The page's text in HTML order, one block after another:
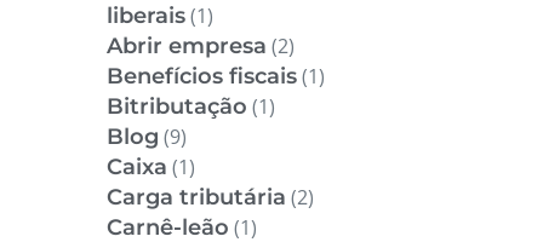
liberais(1)
Abrir empresa (2)
Benefícios fiscais(1)
Bitributação (1)
Blog (9)
Caixa (1)
Carga tributária (2)
Carnê-leão (1)